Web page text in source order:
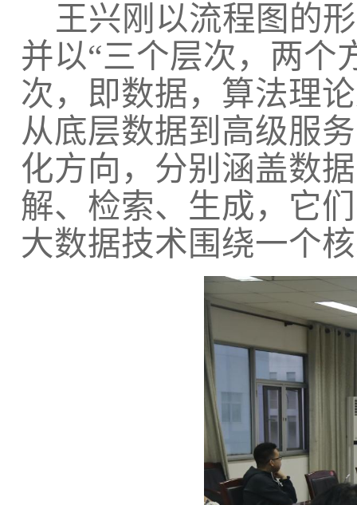
王兴刚以流程图的
并以“三个层次，两个
次，即数据，算法理
从底层数据到高级服
化方向，分别涵盖数
解、检索、生成，它
大数据技术围绕一个